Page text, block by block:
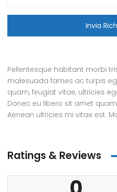
Invia
Pellentesque habitant morbi
malesuada fames ac turpis
quam, feugiat vitae, ultricies
Donec eu libero sit amet
Aenean ultricies mi vitae est.
Ratings & Reviews